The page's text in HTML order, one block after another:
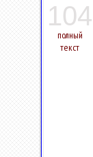
104
полный
текст